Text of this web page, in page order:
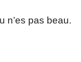
n’es pas beau.